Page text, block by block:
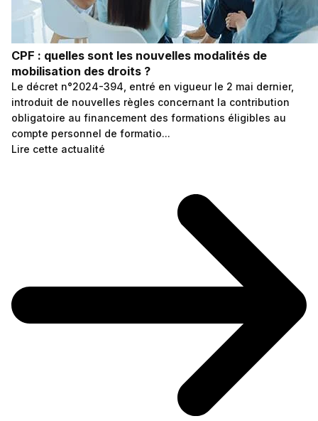
CPF : quelles sont les nouvelles modalités de
mobilisation des droits ?
Le décret n°2024-394, entré en vigueur le 2 mai dernier,
introduit de nouvelles règles concernant la contribution
obligatoire au financement des formations éligibles au
compte personnel de formatio...
Lire cette actualité